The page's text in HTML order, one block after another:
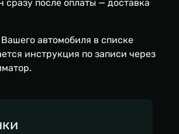
сразу после оплаты — доставка
автомобиля в списке
инструкция по записи через